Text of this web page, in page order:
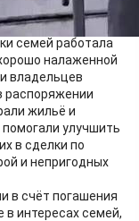
вместе с
схему, в
семей работала
налаженной
владельцев
распоряжении
жильё и
улучшить
в сделки по
и непригодных
в счёт погашения
интересах семей,